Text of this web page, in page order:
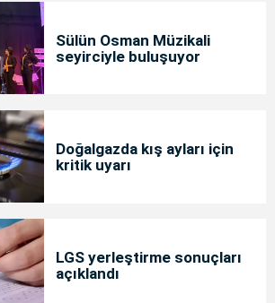
Sülün Osman Müzikali
seyirciyle buluşuyor
Doğalgazda kış ayları için
kritik uyarı
LGS yerleştirme sonuçları
açıklandı